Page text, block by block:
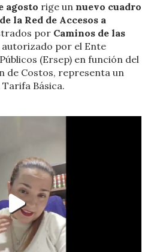
agosto rige un nuevo cuadro
la Red de Accesos a
por Caminos de las
por el Ente
(Ersep) en función del
de Costos, representa un
Básica.